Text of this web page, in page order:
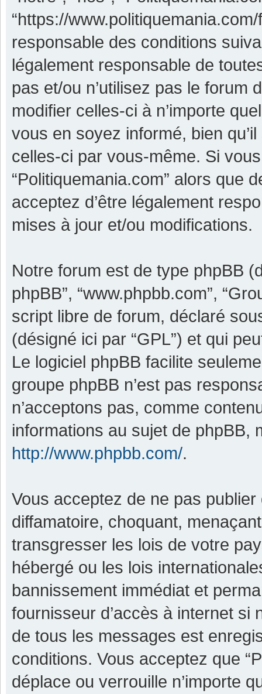
“https://
responsable des conditions
légalement responsable de
pas et/ou n’utilisez pas le forum
modifier celles-ci à n’importe
vous en soyez informé, bien
celles-ci par vous-même. Si
“Politiquemania.com” alors que
acceptez d’être légalement
mises à jour et/ou modifications.
Notre forum est de type phpBB
phpBB”, “www.phpbb.com”,
script libre de forum, déclaré
(désigné ici par “GPL”) et qui
Le logiciel phpBB facilite
groupe phpBB n’est pas
n’acceptons pas, comme
informations au sujet de phpBB,
http://www.phpbb.com/.
Vous acceptez de ne pas
diffamatoire, choquant,
transgresser les lois de votre
hébergé ou les lois
bannissement immédiat et
fournisseur d’accès à internet si
de tous les messages est
conditions. Vous acceptez que
déplace ou verrouille n’importe